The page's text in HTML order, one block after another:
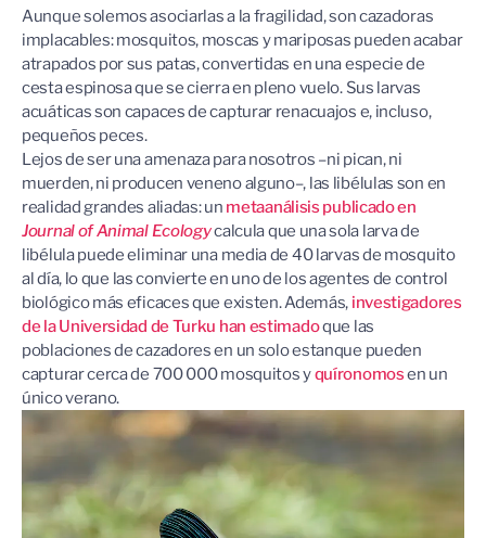
Aunque solemos asociarlas a la fragilidad, son cazadoras
implacables: mosquitos, moscas y mariposas pueden acabar
atrapados por sus patas, convertidas en una especie de
cesta espinosa que se cierra en pleno vuelo. Sus larvas
acuáticas son capaces de capturar renacuajos e, incluso,
pequeños peces.
Lejos de ser una amenaza para nosotros –ni pican, ni
muerden, ni producen veneno alguno–, las libélulas son en
realidad grandes aliadas: un metaanálisis publicado en
Journal of Animal Ecologycalcula que una sola larva de
libélula puede eliminar una media de 40 larvas de mosquito
al día, lo que las convierte en uno de los agentes de control
biológico más eficaces que existen. Además, investigadores
de la Universidad de Turku han estimadoque las
poblaciones de cazadores en un solo estanque pueden
capturar cerca de 700 000 mosquitos yquíronomosen un
único verano.